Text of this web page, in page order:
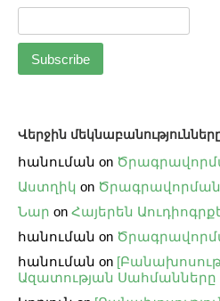
Վերջին
հանուման on
Աստղիկ on
Նար on Հայերեն
հանուման on
հանուման on
Ազատության Սահմանները